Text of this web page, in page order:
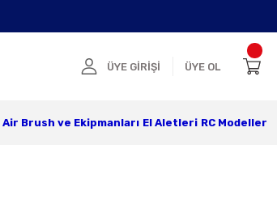
ÜYE GİRİŞİ ÜYE OL
Air Brush ve Ekipmanları El Aletleri RC Modeller